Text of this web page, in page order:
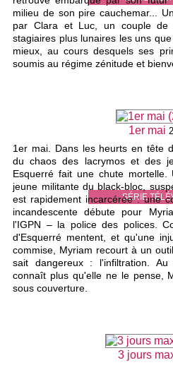
milieu de son pire cauchemar...
par Clara et Luc, un couple de
stagiaires plus lunaires les uns
mieux, au cours desquels ses
soumis au régime zénitude et
SÉRIE
1er mai
1er mai. Dans les heurts en tête
du chaos des lacrymos et des
Esquerré fait une chute
jeune militante du black-bloc,
est rapidement incarcérée : une
incandescente débute pour
l'IGPN – la police des polices.
d'Esquerré mentent, et qu'une
commise, Myriam recourt à un
sait dangereux : l'infiltration.
connaît plus qu'elle ne le pense,
sous couverture.
3 jours